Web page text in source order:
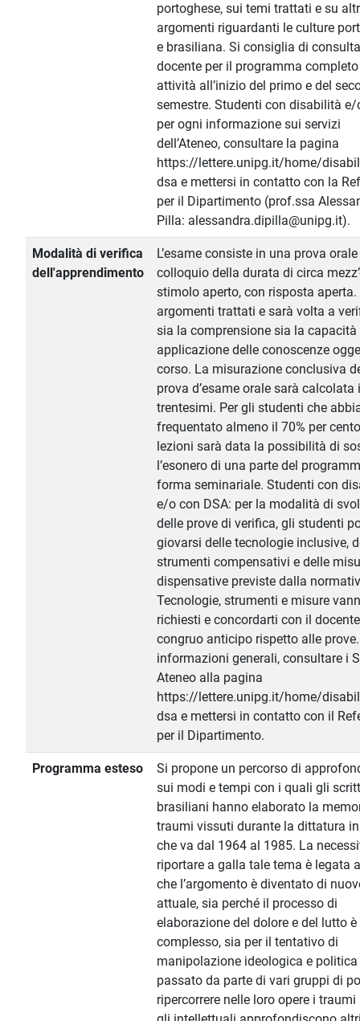
portoghese, sui temi trattati e su
argomenti riguardanti le culture
e brasiliana. Si consiglia di
docente per il programma
attività all’inizio del primo e del
semestre. Studenti con disabilità e/
per ogni informazione sui servizi
dell’Ateneo, consultare la pagina
https://lettere.unipg.it/home/
dsa e mettersi in contatto con la
per il Dipartimento (prof.ssa
Pilla: alessandra.dipilla@unipg.it).
Modalità di verifica
dell'apprendimento
L’esame consiste in una prova
colloquio della durata di circa
stimolo aperto, con risposta
argomenti trattati e sarà volta a
sia la comprensione sia la capacità
applicazione delle conoscenze
corso. La misurazione conclusiva
prova d’esame orale sarà calcolata
trentesimi. Per gli studenti che
frequentato almeno il 70% per
lezioni sarà data la possibilità di
l’esonero di una parte del
forma seminariale. Studenti con
e/o con DSA: per la modalità di
delle prove di verifica, gli studenti
giovarsi delle tecnologie inclusive,
strumenti compensativi e delle
dispensative previste dalla
Tecnologie, strumenti e misure
richiesti e concordarti con il
congruo anticipo rispetto alle
informazioni generali, consultare i
Ateneo alla pagina
https://lettere.unipg.it/home/
dsa e mettersi in contatto con il
per il Dipartimento.
Programma esteso
Si propone un percorso di
sui modi e tempi con i quali gli
brasiliani hanno elaborato la
traumi vissuti durante la dittatura
che va dal 1964 al 1985. La
riportare a galla tale tema è legata
che l’argomento è diventato di
attuale, sia perché il processo di
elaborazione del dolore e del lutto
complesso, sia per il tentativo di
manipolazione ideologica e politica
passato da parte di vari gruppi di
ripercorrere nelle loro opere i traumi